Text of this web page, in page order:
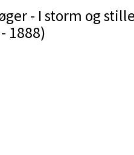
- I storm og
1888)